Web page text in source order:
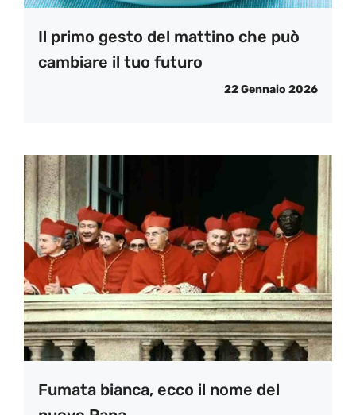
Il primo gesto del mattino che può
cambiare il tuo futuro
22 Gennaio 2026
Fumata bianca, ecco il nome del